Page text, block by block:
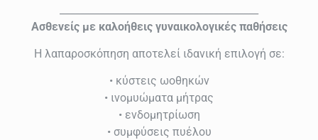
Ασθενείς με καλοήθεις γυναικολογικές παθήσεις
Η λαπαροσκόπηση αποτελεί ιδανική επιλογή σε:
• κύστεις ωοθηκών
• ινομυώματα μήτρας
• ενδομητρίωση
• συμφύσεις πυέλου